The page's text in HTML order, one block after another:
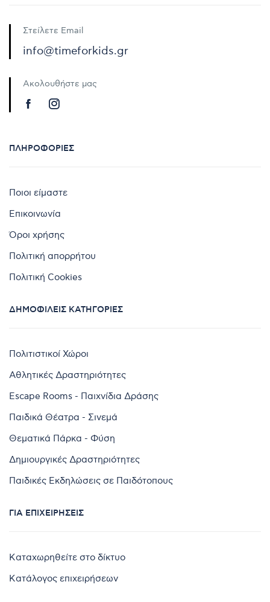
Στείλετε Email
info@timeforkids.gr
Ακολουθήστε μας
ΠΛΗΡΟΦΟΡΊΕΣ
Ποιοι είμαστε
Επικοινωνία
Όροι χρήσης
Πολιτική απορρήτου
Πολιτική Cookies
ΔΗΜΟΦΙΛΕΊΣ ΚΑΤΗΓΟΡΊΕΣ
Πολιτιστικοί Χώροι
Αθλητικές Δραστηριότητες
Escape Rooms - Παιχνίδια Δράσης
Παιδικά Θέατρα - Σινεμά
Θεματικά Πάρκα - Φύση
Δημιουργικές Δραστηριότητες
Παιδικές Εκδηλώσεις σε Παιδότοπους
ΓΙΑ ΕΠΙΧΕΙΡΉΣΕΙΣ
Καταχωρηθείτε στο δίκτυο
Κατάλογος επιχειρήσεων